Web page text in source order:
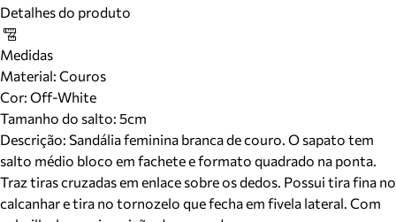
Detalhes do produto
Medidas
Material: Couros
Cor: Off-White
Tamanho do salto: 5cm
Descrição: Sandália feminina branca de couro. O sapato tem
salto médio bloco em fachete e formato quadrado na ponta.
Traz tiras cruzadas em enlace sobre os dedos. Possui tira fina no
calcanhar e tira no tornozelo que fecha em fivela lateral. Com